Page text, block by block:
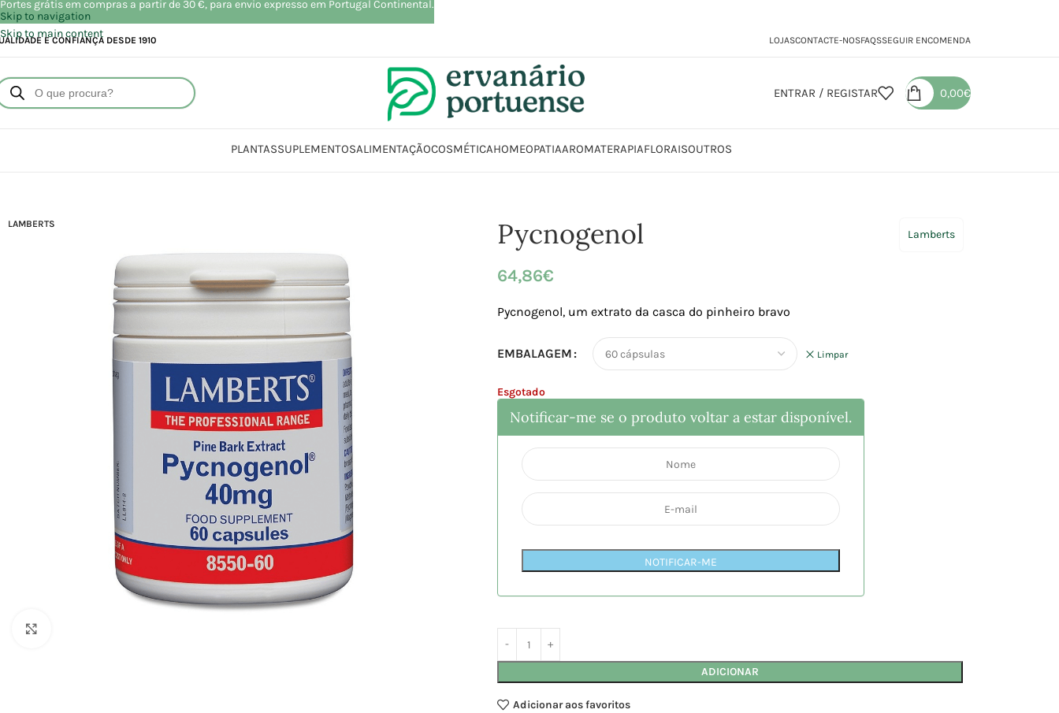
Skip to navigation
Skip to main content
E CONFIANÇA DESDE 1910 LOJASCONTACTE-NOSFAQSSEGUIR ENCOMENDA
ENTRAR / REGISTAR 0,00€
PLANTASSUPLEMENTOSALIMENTAÇÃOCOSMÉTICAHOMEOPATIAAROMATERAPIAFLORAISOUTROS
LAMBERTS Pycnogenol Lamberts
64,86€
Pycnogenol, um extrato da casca do pinheiro bravo
EMBALAGEM Limpar
Esgotado
Notificar-me se o produto voltar a estar disponível.
NOTIFICAR-ME
ADICIONAR
Adicionar aos favoritos
Portes grátis em compras a partir de 30 €, para envio expresso em Portugal Continental.